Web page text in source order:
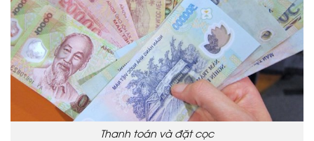
Thanh toán và đặt cọc